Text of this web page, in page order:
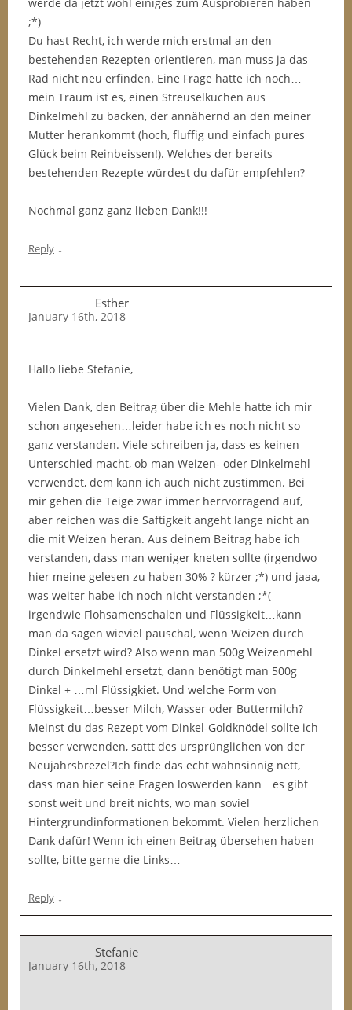
;*)
Du hast Recht, ich werde mich erstmal an den
bestehenden Rezepten orientieren, man muss ja das
Rad nicht neu erfinden. Eine Frage hätte ich noch…
mein Traum ist es, einen Streuselkuchen aus
Dinkelmehl zu backen, der annähernd an den meiner
Mutter herankommt (hoch, fluffig und einfach pures
Glück beim Reinbeissen!). Welches der bereits
bestehenden Rezepte würdest du dafür empfehlen?
Nochmal ganz ganz lieben Dank!!!
Reply ↓
Esther
January 16th, 2018
Hallo liebe Stefanie,
Vielen Dank, den Beitrag über die Mehle hatte ich mir
schon angesehen…leider habe ich es noch nicht so
ganz verstanden. Viele schreiben ja, dass es keinen
Unterschied macht, ob man Weizen- oder Dinkelmehl
verwendet, dem kann ich auch nicht zustimmen. Bei
mir gehen die Teige zwar immer herrvorragend auf,
aber reichen was die Saftigkeit angeht lange nicht an
die mit Weizen heran. Aus deinem Beitrag habe ich
verstanden, dass man weniger kneten sollte (irgendwo
hier meine gelesen zu haben 30% ? kürzer ;*) und jaaa,
was weiter habe ich noch nicht verstanden ;*(
irgendwie Flohsamenschalen und Flüssigkeit…kann
man da sagen wieviel pauschal, wenn Weizen durch
Dinkel ersetzt wird? Also wenn man 500g Weizenmehl
durch Dinkelmehl ersetzt, dann benötigt man 500g
Dinkel + …ml Flüssigkiet. Und welche Form von
Flüssigkeit…besser Milch, Wasser oder Buttermilch?
Meinst du das Rezept vom Dinkel-Goldknödel sollte ich
besser verwenden, sattt des ursprünglichen von der
Neujahrsbrezel?Ich finde das echt wahnsinnig nett,
dass man hier seine Fragen loswerden kann…es gibt
sonst weit und breit nichts, wo man soviel
Hintergrundinformationen bekommt. Vielen herzlichen
Dank dafür! Wenn ich einen Beitrag übersehen haben
sollte, bitte gerne die Links…
Reply ↓
Stefanie
January 16th, 2018